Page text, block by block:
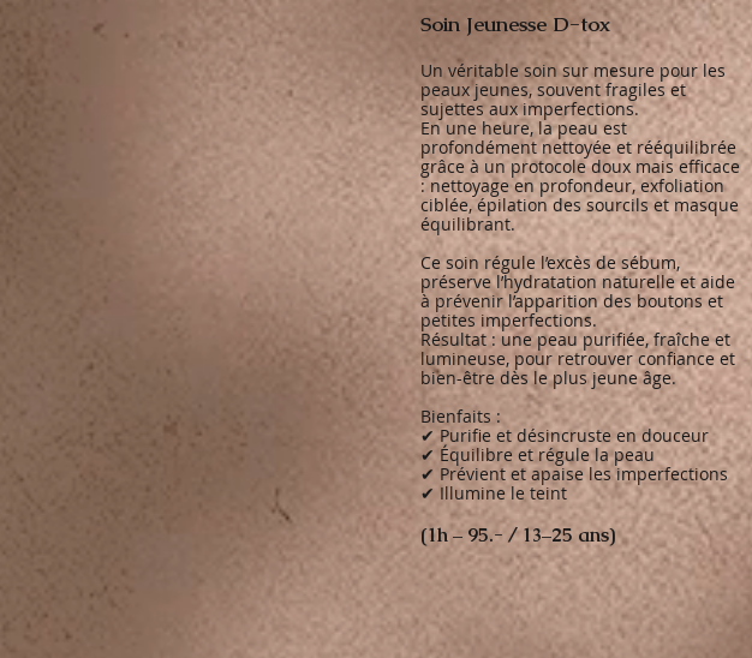
Soin Jeunesse D-tox
Un véritable soin sur mesure pour les
peaux jeunes, souvent fragiles et
sujettes aux imperfections.
En une heure, la peau est
profondément nettoyée et rééquilibrée
grâce à un protocole doux mais efficace
: nettoyage en profondeur, exfoliation
ciblée, épilation des sourcils et masque
équilibrant.
Ce soin régule l’excès de sébum,
préserve l’hydratation naturelle et aide
à prévenir l’apparition des boutons et
petites imperfections.
Résultat : une peau purifiée, fraîche et
lumineuse, pour retrouver confiance et
bien-être dès le plus jeune âge.
Bienfaits :
✔ Purifie et désincruste en douceur
✔ Équilibre et régule la peau
✔ Prévient et apaise les imperfections
✔ Illumine le teint
(1h – 95.- / 13–25 ans)